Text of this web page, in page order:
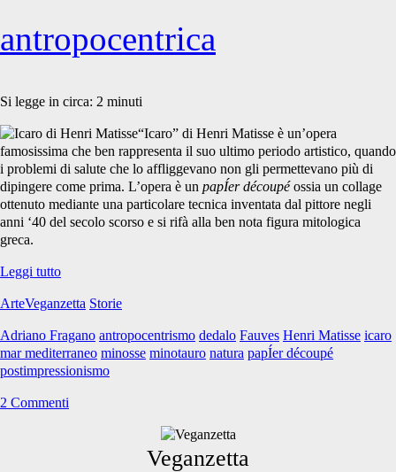
<span>Henri
Matisse</span>
antropocentrica
Si legge in circa: 2 minuti
“Icaro” di Henri Matisse è un’opera
famosissima che ben rappresenta il suo ultimo periodo artistico, quando
i problemi di salute che lo affliggevano non gli permettevano più di
dipingere come prima. L’opera è un papÍer découpéossia un collage
ottenuto mediante una particolare tecnica inventata dal pittore negli
anni ‘40 del secolo scorso e si rifà alla ben nota figura mitologica
greca.
Leggi tuttoIcaro
la
antropocentrica
ArteVeganzetta Storie
Adriano Fragano antropocentrismo dedalo Fauves Henri Matisse icaro
mar mediterraneo minosse minotauro natura papÍer découpé
postimpressionismo
2 Commenti
Veganzetta